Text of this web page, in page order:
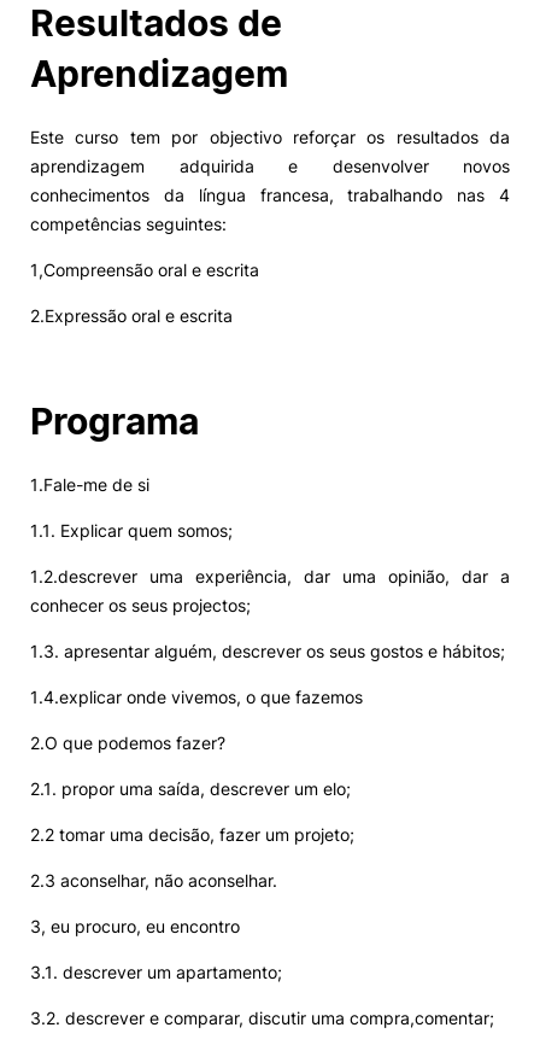
Resultados de
Aprendizagem
Este curso tem por objectivo reforçar os resultados da
aprendizagem adquirida e desenvolver novos
conhecimentos da língua francesa, trabalhando nas 4
competências seguintes:
1,Compreensão oral e escrita
2.Expressão oral e escrita
Programa
1.Fale-me de si
1.1. Explicar quem somos;
1.2.descrever uma experiência, dar uma opinião, dar a
conhecer os seus projectos;
1.3. apresentar alguém, descrever os seus gostos e hábitos;
1.4.explicar onde vivemos, o que fazemos
2.O que podemos fazer?
2.1. propor uma saída, descrever um elo;
2.2 tomar uma decisão, fazer um projeto;
2.3 aconselhar, não aconselhar.
3, eu procuro, eu encontro
3.1. descrever um apartamento;
3.2. descrever e comparar, discutir uma compra,comentar;